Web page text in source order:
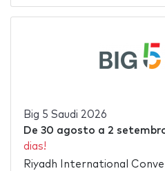
Big 5 Saudi 2026
De 30 agosto a 2
dias!
Riyadh International